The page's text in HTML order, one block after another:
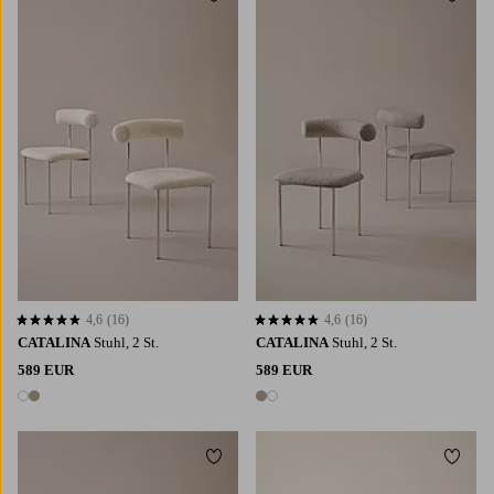
CATALINA Stuhl, 2 St.
589 EUR
2 Farben
4,6 basierend auf 16 Bewertungen
4,6 (16)
CATALINA Stuhl, 2 St.
589 EUR
2 Farben
4,6 basierend auf 16 Bewertungen
4,6 (16)
Zu Favoriten hinzufügen Zu